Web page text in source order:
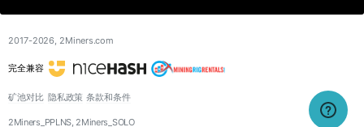
2017-2026, 2Miners.com
完全兼容
矿池对比 隐私政策 条款和条件
2Miners_PPLNS, 2Miners_SOLO